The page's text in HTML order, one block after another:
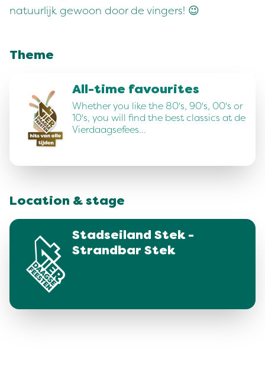
natuurlijk gewoon door de vingers! 😉
Theme
All-time favourites
Whether you like the 80's, 90's, 00's or
10's, you will find the best classics at de
Vierdaagsefees…
Location & stage
Stadseiland Stek -
Strandbar Stek